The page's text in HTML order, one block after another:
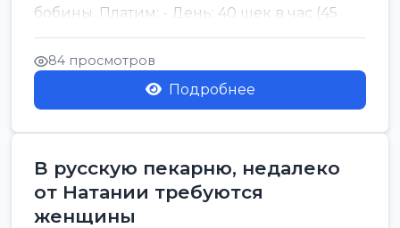
бобины. Платим: - День: 40 шек в час (45
для синих бумаг и виз) -...
84 просмотров
Подробнее
В русскую пекарню, недалеко
от Натании требуются
женщины